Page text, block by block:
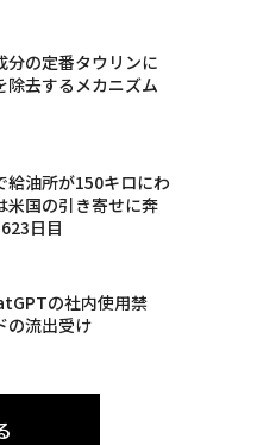
分の定番タウリンに
除去するメカニズム
給油所が150キロにわ
米国の引き寄せに奔
日目
の社内使用禁
流出受け